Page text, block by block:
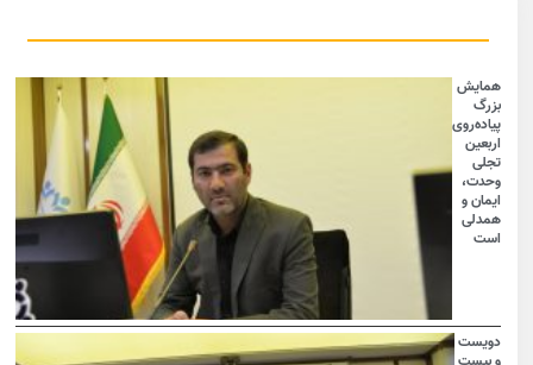
همایش
بزرگ
پیاده‌روی
اربعین
تجلی
وحدت،
ایمان و
همدلی
است
دویست